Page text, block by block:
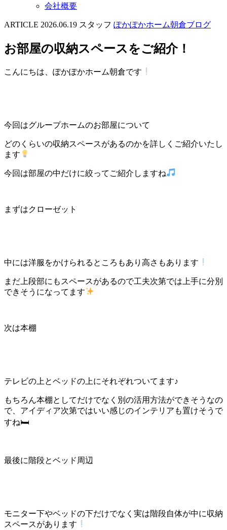
会社概要
ARTICLE 2026.06.19 スタッフ ぽかぽかホーム朝倉ブログ
お部屋の収納スペースをご紹介！
こんにちは、ぽかぽかホーム朝倉です
今回はグループホームのお部屋について
どのくらいの収納スペースがあるのかを詳しくご紹介いたし
ます
今回は部屋の中だけに絞ってご紹介しますね
まずはクローゼット
中には洋服をかけられるところもあり高さもあります
まだ上段部にもスペースがあるので工夫次第では上手に分別
できそうになってます
次は本棚
テレビの上とベッドの上にそれぞれついてます♪
もちろん本棚としてだけでなく別の活用方法ができそうなの
で、アイディア次第ではいい感じのインテリアも置けそうで
すね🛏
最後に階段とベッド周辺
モニター下やベッドの下だけでなく実は階段自体が中に収納
スペースがあります